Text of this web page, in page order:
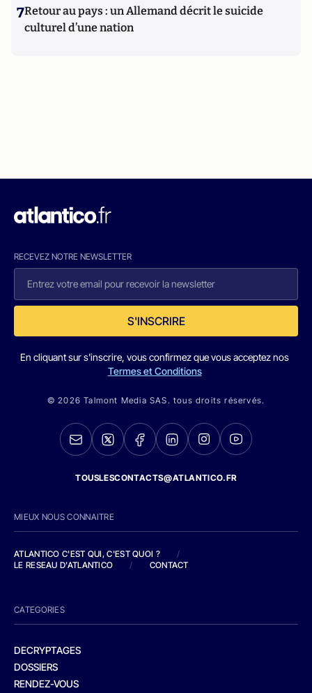
7Retour au pays : un Allemand décrit le suicide
culturel d’une nation
RECEVEZ NOTRE NEWSLETTER
S'INSCRIRE
En cliquant sur s'inscrire, vous confirmez que vous acceptez nos
Termes et Conditions
© 2026 Talmont Media SAS. tous droits réservés.
TOUSLESCONTACTS@ATLANTICO.FR
MIEUX NOUS CONNAITRE
ATLANTICO C'EST QUI, C'EST QUOI ?
/
LE RESEAU D'ATLANTICO
/ CONTACT
CATEGORIES
DECRYPTAGES
DOSSIERS
RENDEZ-VOUS